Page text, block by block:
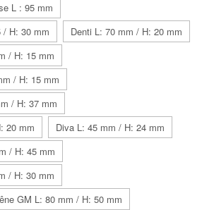
L : 95 mm
/ H: 30 mm
Denti L: 70 mm / H: 20 mm
/ H: 15 mm
/ H: 15 mm
/ H: 37 mm
20 mm
Diva L: 45 mm / H: 24 mm
/ H: 45 mm
/ H: 30 mm
GM L: 80 mm / H: 50 mm